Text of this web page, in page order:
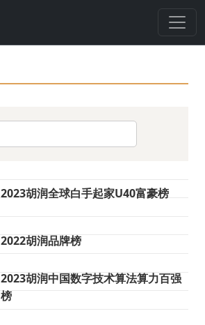
2023胡润全球白手起家U40富豪榜
2022胡润品牌榜
2023胡润中国数字技术算法算力百强
榜